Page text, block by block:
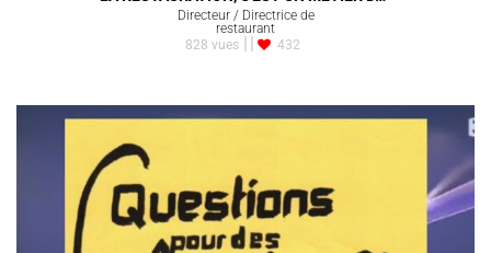
Directeur / Directrice de
restaurant
828 vues
432